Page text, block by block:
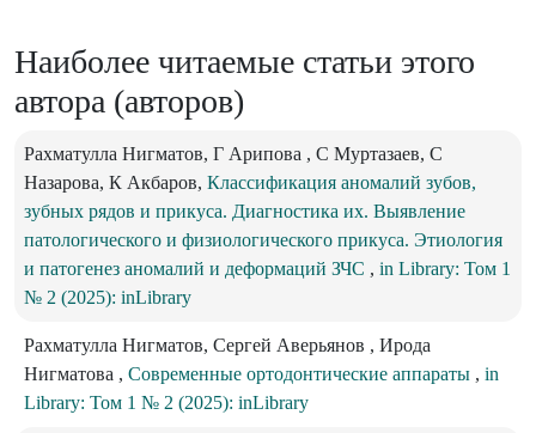
Наиболее читаемые статьи этого
автора (авторов)
Рахматулла Нигматов, Г Арипова , C Муртазаев, С
Назарова, К Акбаров, Классификация аномалий зубов,
зубных рядов и прикуса. Диагностика их. Выявление
патологического и физиологического прикуса. Этиология
и патогенез аномалий и деформаций ЗЧС , in Library: Том 1
№ 2 (2025): inLibrary
Рахматулла Нигматов, Сергей Аверьянов , Ирода
Нигматова , Современные ортодонтические аппараты , in
Library: Том 1 № 2 (2025): inLibrary